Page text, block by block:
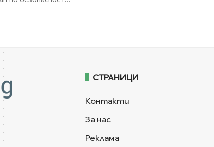
СТРАНИЦИ
Контакти
За нас
Реклама